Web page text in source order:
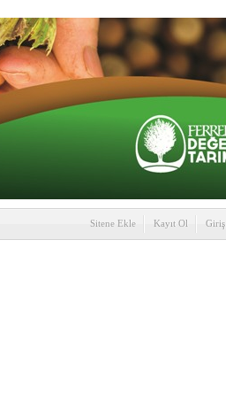
Sitene Ekle Kayıt Ol Giriş